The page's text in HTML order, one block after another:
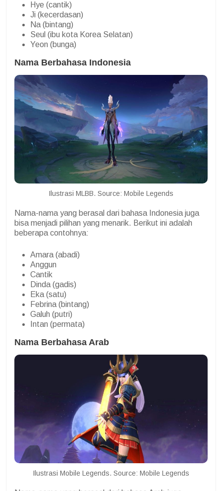
Hye (cantik)
Ji (kecerdasan)
Na (bintang)
Seul (ibu kota Korea Selatan)
Yeon (bunga)
Nama Berbahasa Indonesia
Ilustrasi MLBB. Source: Mobile Legends
Nama-nama yang berasal dari bahasa Indonesia juga
bisa menjadi pilihan yang menarik. Berikut ini adalah
beberapa contohnya:
Amara (abadi)
Anggun
Cantik
Dinda (gadis)
Eka (satu)
Febrina (bintang)
Galuh (putri)
Intan (permata)
Nama Berbahasa Arab
Ilustrasi Mobile Legends. Source: Mobile Legends